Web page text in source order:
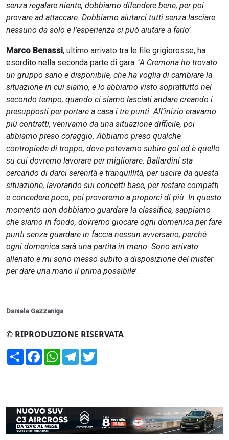
senza regalare niente, dobbiamo difendere bene, per poi
provare ad attaccare. Dobbiamo aiutarci tutti senza lasciare
nessuno da solo e l’esperienza ci può aiutare a farlo’.
Marco Benassi, ultimo arrivato tra le file grigiorosse, ha
esordito nella seconda parte di gara: ‘A Cremona ho trovato
un gruppo sano e disponibile, che ha voglia di cambiare la
situazione in cui siamo, e lo abbiamo visto soprattutto nel
secondo tempo, quando ci siamo lasciati andare creando i
presupposti per portare a casa i tre punti. All’inizio eravamo
piû contratti, venivamo da una situazione difficile, poi
abbiamo preso coraggio. Abbiamo preso qualche
contropiede di troppo, dove potevamo subire gol ed è quello
su cui dovremo lavorare per migliorare. Ballardini sta
cercando di darci serenità e tranquillità, per uscire da questa
situazione, lavorando sui concetti base, per restare compatti
e concedere poco, poi proveremo a proporci di più. In questo
momento non dobbiamo guardare la classifica, sappiamo
che siamo in fondo, dovremo giocare ogni domenica per fare
punti senza guardare in faccia nessun avversario, perché
ogni domenica sarà una partita in meno. Sono arrivato
allenato e mi sono messo subito a disposizione del mister
per dare una mano il prima possibile’.
Daniele Gazzaniga
© RIPRODUZIONE RISERVATA
CondividiFacebookWhatsApp
Telegram